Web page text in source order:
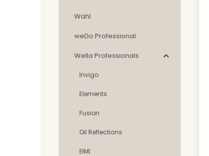
Wahl
weDo Professional
Wella Professionals
Invigo
Elements
Fusion
Oil Reflections
EIMI